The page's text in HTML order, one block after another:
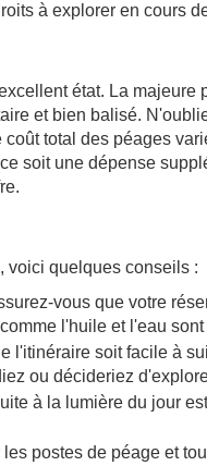
à explorer en cours
état. La majeure
et bien balisé.
total des péages
soit une dépense
voici quelques conseils :
vous que votre
l'huile et l'eau
l'itinéraire soit facile à
ou décideriez
à la lumière du jour
les postes de péage et